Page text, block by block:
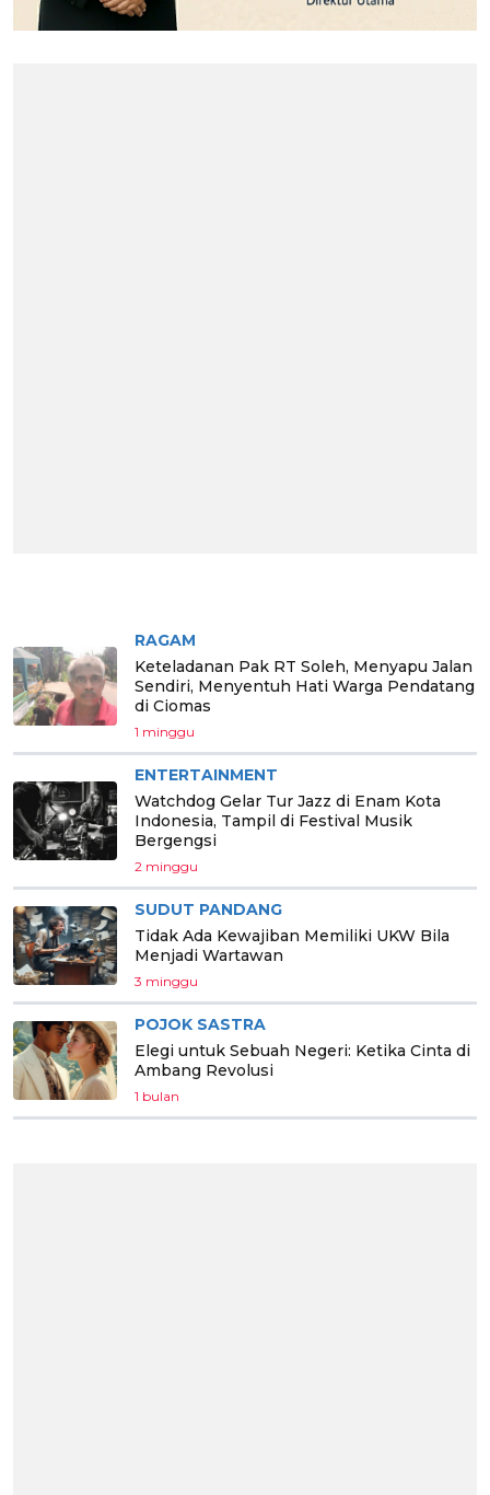
RAGAM
Keteladanan Pak RT Soleh, Menyapu Jalan
Sendiri, Menyentuh Hati Warga Pendatang
di Ciomas
1 minggu
ENTERTAINMENT
Watchdog Gelar Tur Jazz di Enam Kota
Indonesia, Tampil di Festival Musik
Bergengsi
2 minggu
SUDUT PANDANG
Tidak Ada Kewajiban Memiliki UKW Bila
Menjadi Wartawan
3 minggu
POJOK SASTRA
Elegi untuk Sebuah Negeri: Ketika Cinta di
Ambang Revolusi
1 bulan